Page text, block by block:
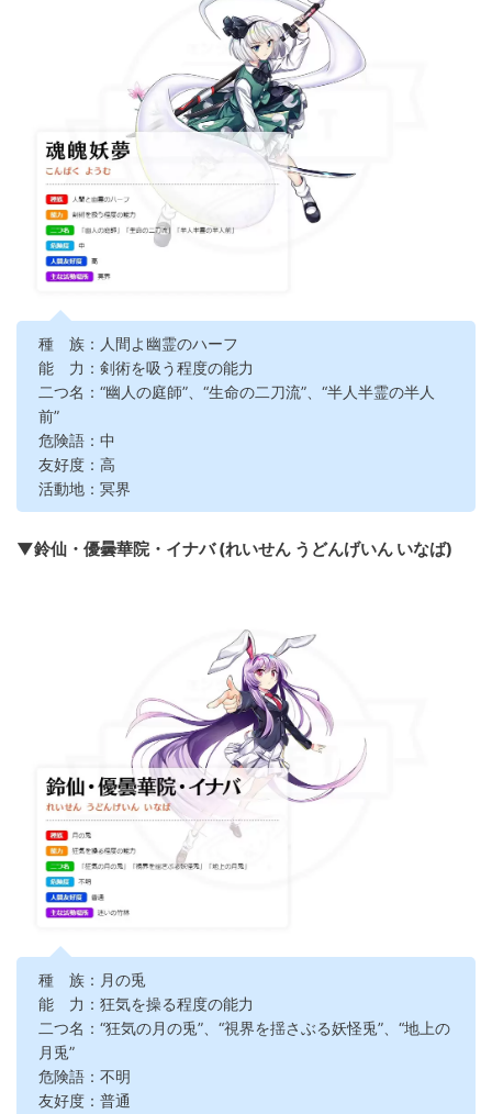
種 族：人間よ幽霊のハーフ
能 力：剣術を吸う程度の能力
二つ名：“幽人の庭師”、“生命の二刀流”、“半人半霊の半人
前”
危険語：中
友好度：高
活動地：冥界
▼鈴仙・優曇華院・イナバ (れいせん うどんげいん いなば)
種 族：月の兎
能 力：狂気を操る程度の能力
二つ名：“狂気の月の兎”、“視界を揺さぶる妖怪兎”、“地上の
月兎”
危険語：不明
友好度：普通